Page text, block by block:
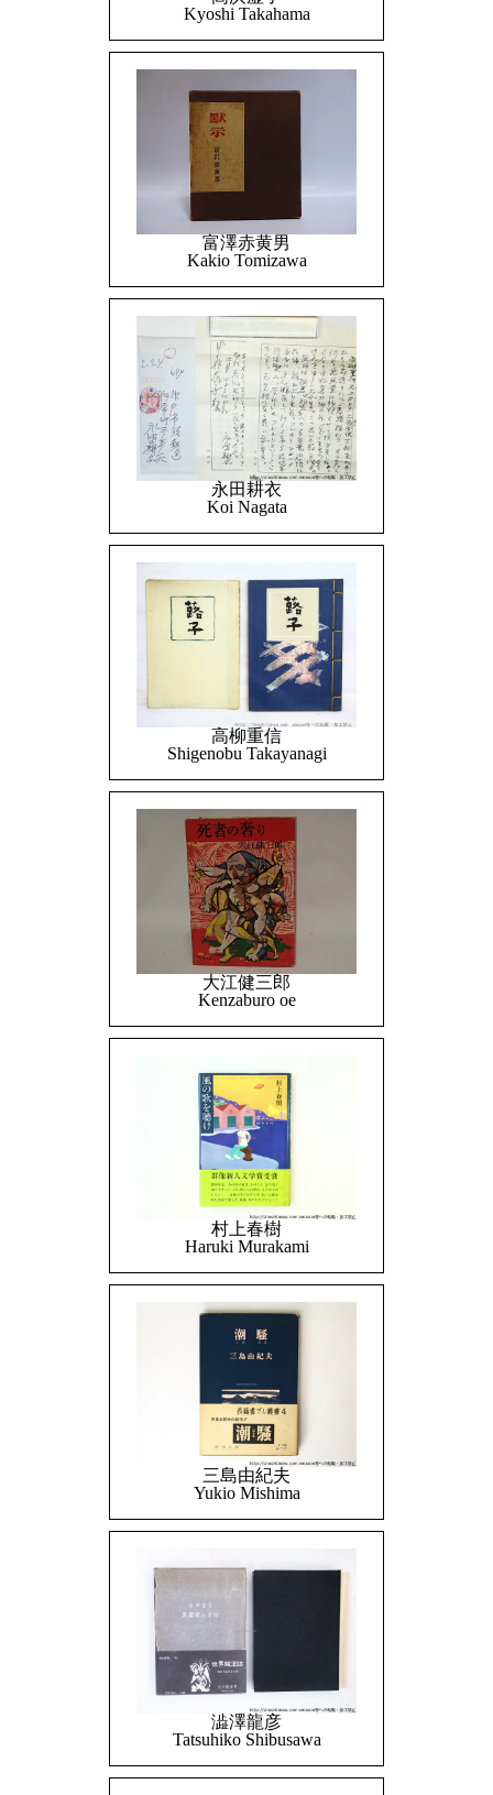
Kyoshi Takahama
富澤赤黄男
Kakio Tomizawa
永田耕衣
Koi Nagata
高柳重信
Shigenobu Takayanagi
大江健三郎
Kenzaburo oe
村上春樹
Haruki Murakami
三島由紀夫
Yukio Mishima
澁澤龍彦
Tatsuhiko Shibusawa